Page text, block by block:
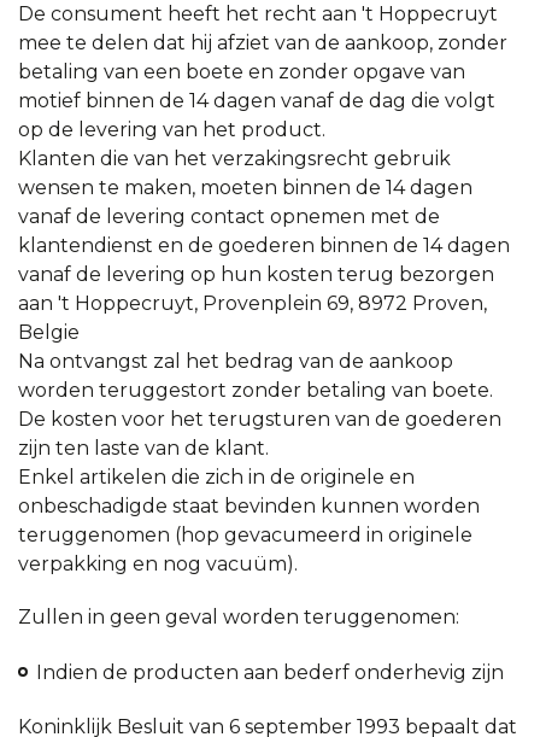
De consument heeft het recht aan 't Hoppecruyt
mee te delen dat hij afziet van de aankoop, zonder
betaling van een boete en zonder opgave van
motief binnen de 14 dagen vanaf de dag die volgt
op de levering van het product.
Klanten die van het verzakingsrecht gebruik
wensen te maken, moeten binnen de 14 dagen
vanaf de levering contact opnemen met de
klantendienst en de goederen binnen de 14 dagen
vanaf de levering op hun kosten terug bezorgen
aan 't Hoppecruyt, Provenplein 69, 8972 Proven,
Belgie
Na ontvangst zal het bedrag van de aankoop
worden teruggestort zonder betaling van boete.
De kosten voor het terugsturen van de goederen
zijn ten laste van de klant.
Enkel artikelen die zich in de originele en
onbeschadigde staat bevinden kunnen worden
teruggenomen (hop gevacumeerd in originele
verpakking en nog vacuüm).
Zullen in geen geval worden teruggenomen:
Indien de producten aan bederf onderhevig zijn
Koninklijk Besluit van 6 september 1993 bepaalt dat